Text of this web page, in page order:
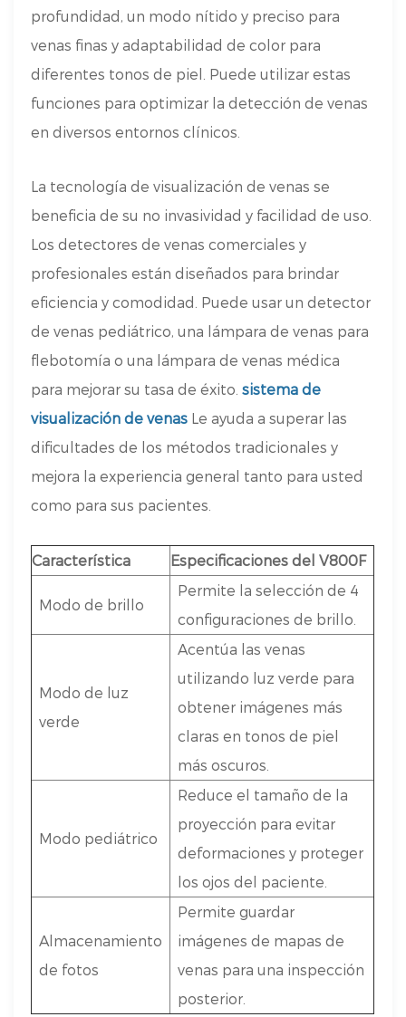
profundidad, un modo nítido y preciso para
venas finas y adaptabilidad de color para
diferentes tonos de piel. Puede utilizar estas
funciones para optimizar la detección de venas
en diversos entornos clínicos.
La tecnología de visualización de venas se
beneficia de su no invasividad y facilidad de uso.
Los detectores de venas comerciales y
profesionales están diseñados para brindar
eficiencia y comodidad. Puede usar un detector
de venas pediátrico, una lámpara de venas para
flebotomía o una lámpara de venas médica
para mejorar su tasa de éxito.sistema de
visualización de venas Le ayuda a superar las
dificultades de los métodos tradicionales y
mejora la experiencia general tanto para usted
como para sus pacientes.
Característica Especificaciones del V800F
Modo de brillo
Permite la selección de 4
configuraciones de brillo.
Modo de luz
verde
Acentúa las venas
utilizando luz verde para
obtener imágenes más
claras en tonos de piel
más oscuros.
Modo pediátrico
Reduce el tamaño de la
proyección para evitar
deformaciones y proteger
los ojos del paciente.
Almacenamiento
de fotos
Permite guardar
imágenes de mapas de
venas para una inspección
posterior.